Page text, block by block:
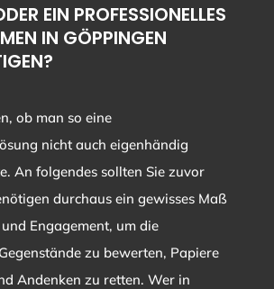
EIN PROFESSIONELLES
IN GÖPPINGEN
ob man so eine
nicht auch eigenhändig
An folgendes sollten Sie zuvor
durchaus ein gewisses Maß
Engagement, um die
zu bewerten, Papiere
Andenken zu retten. Wer in